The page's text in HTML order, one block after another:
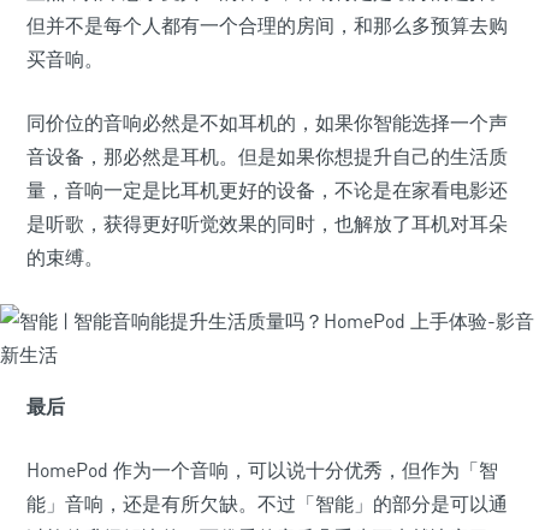
但并不是每个人都有一个合理的房间，和那么多预算去购
买音响。
同价位的音响必然是不如耳机的，如果你智能选择一个声
音设备，那必然是耳机。但是如果你想提升自己的生活质
量，音响一定是比耳机更好的设备，不论是在家看电影还
是听歌，获得更好听觉效果的同时，也解放了耳机对耳朵
的束缚。
最后
HomePod 作为一个音响，可以说十分优秀，但作为「智
能」音响，还是有所欠缺。不过「智能」的部分是可以通